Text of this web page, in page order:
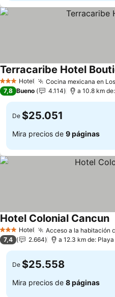
3 Estrellas
Hotel Cocina mexicana en
Terracaribe Hotel
7,8 Bueno 4.114 a 10.8 km
De $25.051
Mira precios de 9 páginas
3 Estrellas
Hotel Acceso a la habitación
Hotel Colonial Cancun
7,4 2.664 a 12.3 km de:
De $25.558
Mira precios de 8 páginas